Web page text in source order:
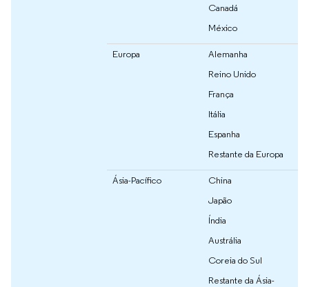
Canadá
México
Europa
Alemanha
Reino Unido
França
Itália
Espanha
Restante da Europa
Ásia-Pacífico
China
Japão
Índia
Austrália
Coreia do Sul
Restante da Ásia-